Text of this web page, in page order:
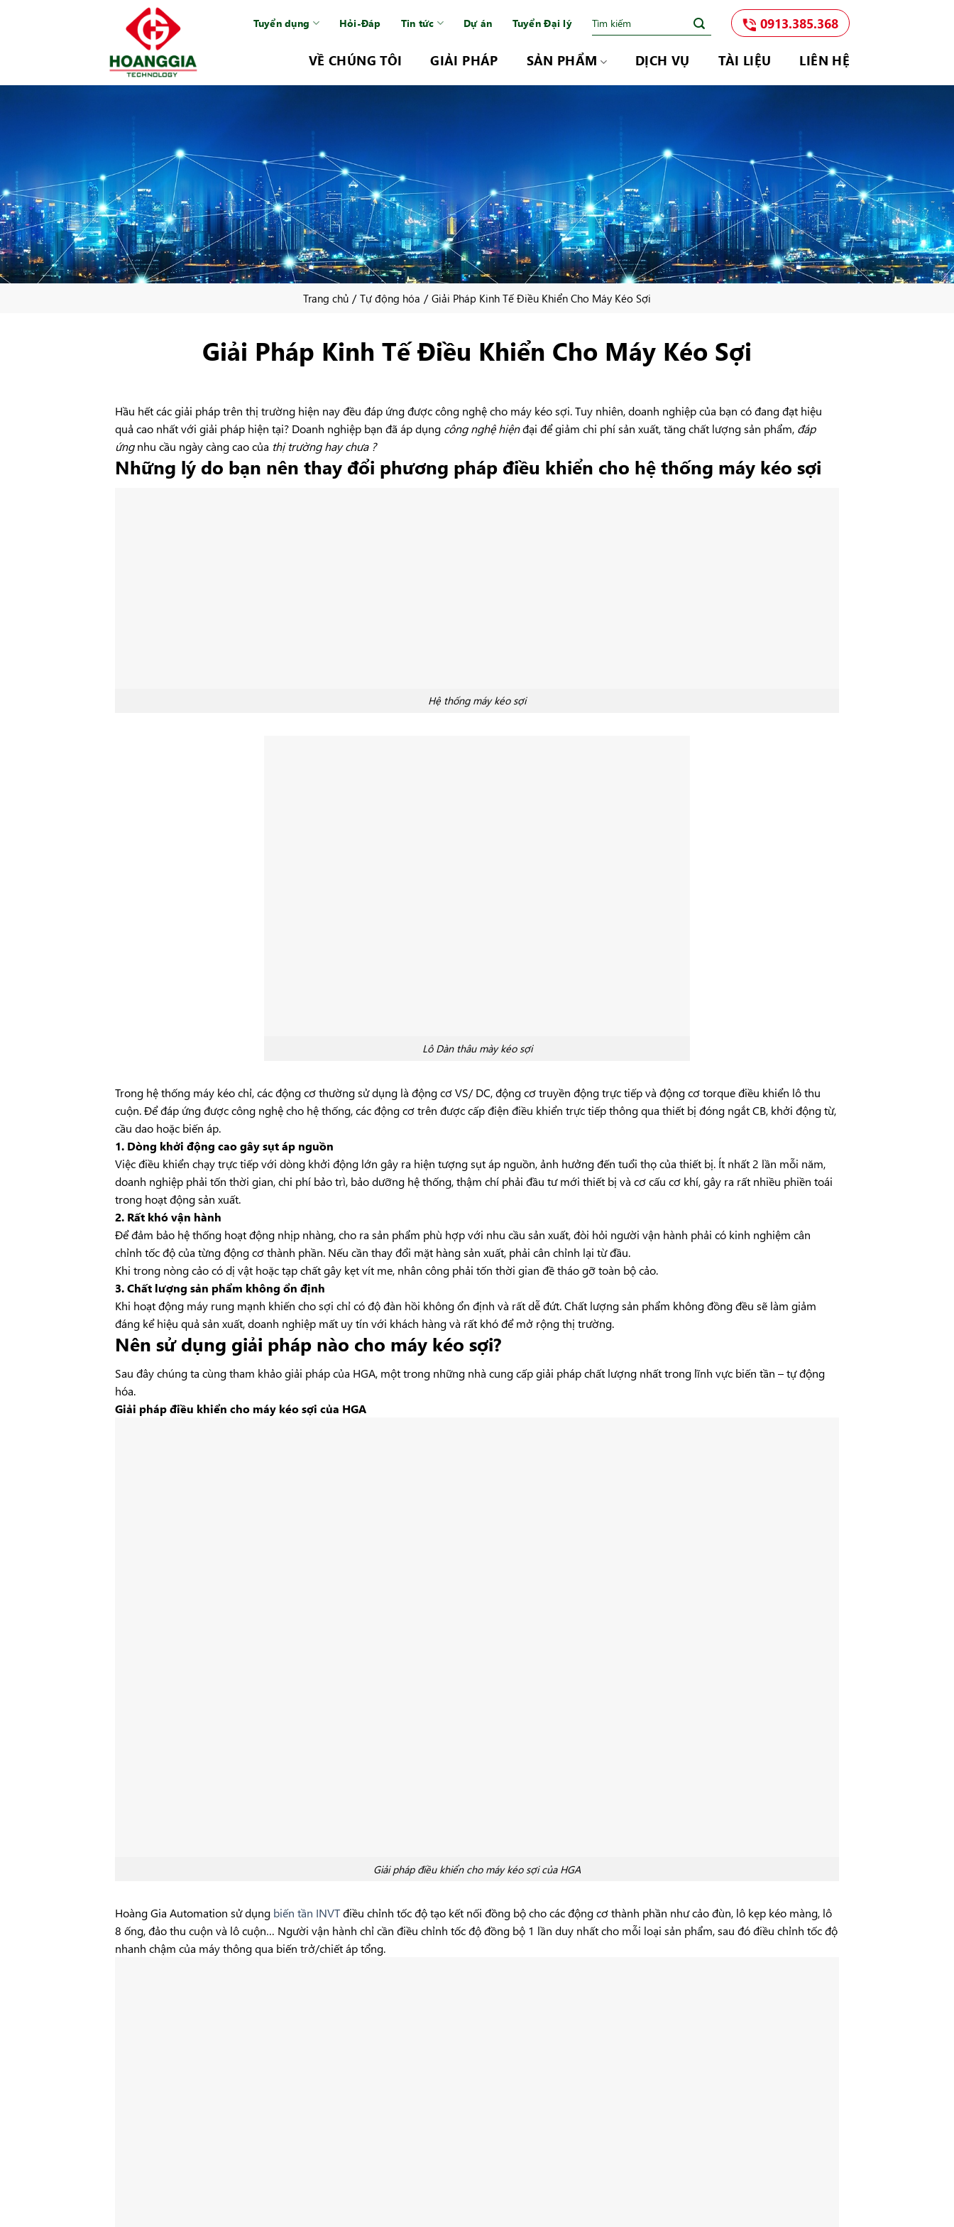
Tuyển dụng Hỏi-Đáp Tin tức Dự án Tuyển Đại lý 0913.385.368
VỀ CHÚNG TÔI GIẢI PHÁP SẢN PHẨM DỊCH VỤ TÀI LIỆU LIÊN HỆ
Trang chủ / Tự động hóa / Giải Pháp Kinh Tế Điều Khiển Cho Máy Kéo Sợi
Giải Pháp Kinh Tế Điều Khiển Cho Máy Kéo Sợi
Hầu hết các giải pháp trên thị trường hiện nay đều đáp ứng được công nghệ cho máy kéo sợi. Tuy nhiên, doanh nghiệp của bạn có đang đạt hiệu
quả cao nhất với giải pháp hiện tại? Doanh nghiệp bạn đã áp dụng công nghệ hiệnđại để giảm chi phí sản xuất, tăng chất lượng sản phẩm, đáp
ứngnhu cầu ngày càng cao của thị trường hay chưa ?
Những lý do bạn nên thay đổi phương pháp điều khiển cho hệ thống máy kéo sợi
Hệ thống máy kéo sợi
Lô Dàn thâu mày kéo sợi
Trong hệ thống máy kéo chỉ, các động cơ thường sử dụng là động cơ VS/ DC, động cơ truyền động trực tiếp và động cơ torque điều khiển lô thu
cuộn. Để đáp ứng được công nghệ cho hệ thống, các động cơ trên được cấp điện điều khiển trực tiếp thông qua thiết bị đóng ngắt CB, khởi động từ,
cầu dao hoặc biến áp.
1. Dòng khởi động cao gây sụt áp nguồn
Việc điều khiển chạy trực tiếp với dòng khởi động lớn gây ra hiện tượng sụt áp nguồn, ảnh hưởng đến tuổi thọ của thiết bị. Ít nhất 2 lần mỗi năm,
doanh nghiệp phải tốn thời gian, chi phí bảo trì, bảo dưỡng hệ thống, thậm chí phải đầu tư mới thiết bị và cơ cấu cơ khí, gây ra rất nhiều phiền toái
trong hoạt động sản xuất.
2. Rất khó vận hành
Để đảm bảo hệ thống hoạt động nhịp nhàng, cho ra sản phẩm phù hợp với nhu cầu sản xuất, đòi hỏi người vận hành phải có kinh nghiệm cân
chỉnh tốc độ của từng động cơ thành phần. Nếu cần thay đổi mặt hàng sản xuất, phải cân chỉnh lại từ đầu.
Khi trong nòng cảo có dị vật hoặc tạp chất gây kẹt vít me, nhân công phải tốn thời gian đề tháo gỡ toàn bộ cảo.
3. Chất lượng sản phẩm không ổn định
Khi hoạt động máy rung mạnh khiến cho sợi chỉ có độ đàn hồi không ổn định và rất dễ đứt. Chất lượng sản phẩm không đồng đều sẽ làm giảm
đáng kể hiệu quả sản xuất, doanh nghiệp mất uy tín với khách hàng và rất khó để mở rộng thị trường.
Nên sử dụng giải pháp nào cho máy kéo sợi?
Sau đây chúng ta cùng tham khảo giải pháp của HGA, một trong những nhà cung cấp giải pháp chất lượng nhất trong lĩnh vực biến tần – tự động
hóa.
Giải pháp điều khiển cho máy kéo sợi của HGA
Giải pháp điều khiển cho máy kéo sợi của HGA
Hoàng Gia Automation sử dụng biến tần INVTđiều chỉnh tốc độ tạo kết nối đồng bộ cho các động cơ thành phần như cảo đùn, lô kẹp kéo màng, lô
8 ống, đảo thu cuộn và lô cuộn… Người vận hành chỉ cần điều chỉnh tốc độ đồng bộ 1 lần duy nhất cho mỗi loại sản phẩm, sau đó điều chỉnh tốc độ
nhanh chậm của máy thông qua biến trở/chiết áp tổng.